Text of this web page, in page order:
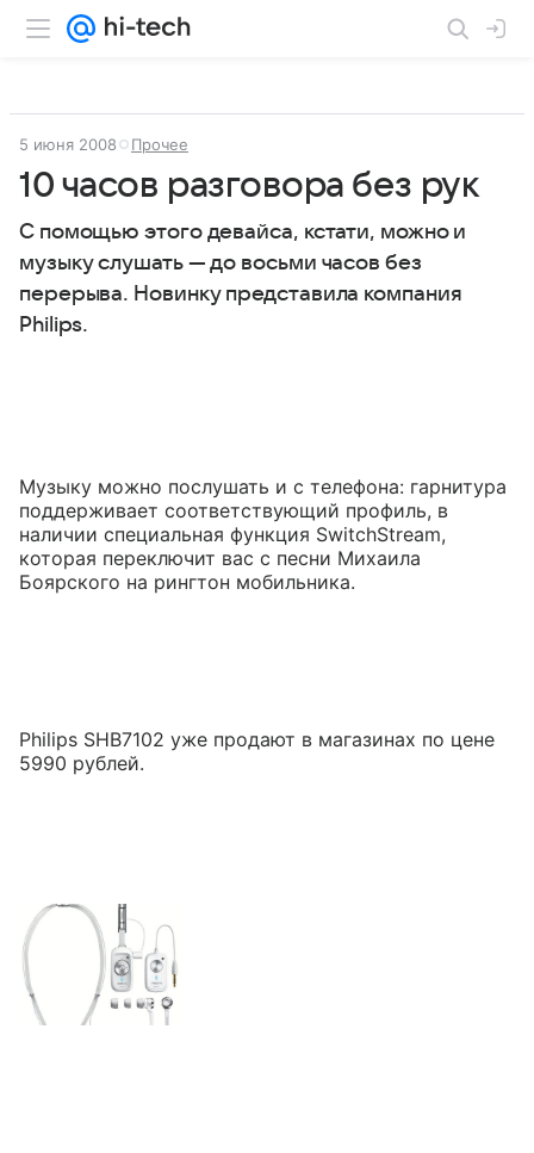
5 июня 2008 Прочее
10 часов разговора без рук
С помощью этого девайса, кстати, можно и
музыку слушать — до восьми часов без
перерыва. Новинку представила компания
Philips.
Музыку можно послушать и с телефона: гарнитура
поддерживает соответствующий профиль, в
наличии специальная функция SwitchStream,
которая переключит вас с песни Михаила
Боярского на рингтон мобильника.
Philips SHB7102 уже продают в магазинах по цене
5990 рублей.